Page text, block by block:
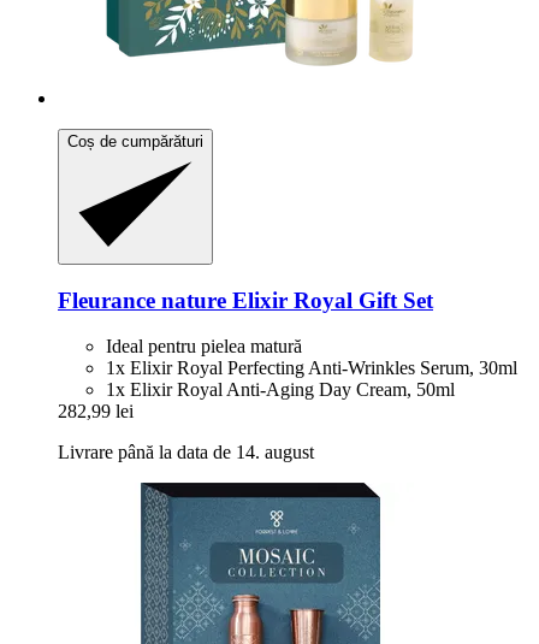
Coș de cumpărături
Fleurance nature Elixir Royal Gift Set
Ideal pentru pielea matură
1x Elixir Royal Perfecting Anti-Wrinkles Serum, 30ml
1x Elixir Royal Anti-Aging Day Cream, 50ml
282,99 lei
Livrare până la data de 14. august